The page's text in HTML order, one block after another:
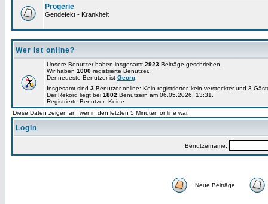
Progerie
Gendefekt - Krankheit
Wer ist online?
Unsere Benutzer haben insgesamt 2923 Beiträge geschrieben.
Wir haben 1000 registrierte Benutzer.
Der neueste Benutzer ist Georg
Insgesamt sind 3 Benutzer online: Kein registrierter, kein versteckter und 3
Der Rekord liegt bei 1802 Benutzern am 06.05.2026, 13:31.
Registrierte Benutzer: Keine
Diese Daten zeigen an, wer in den letzten 5 Minuten online war.
Login
Benutzername:
Neue Beiträge